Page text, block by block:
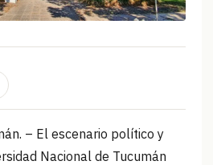
– El escenario político y
Nacional de Tucumán